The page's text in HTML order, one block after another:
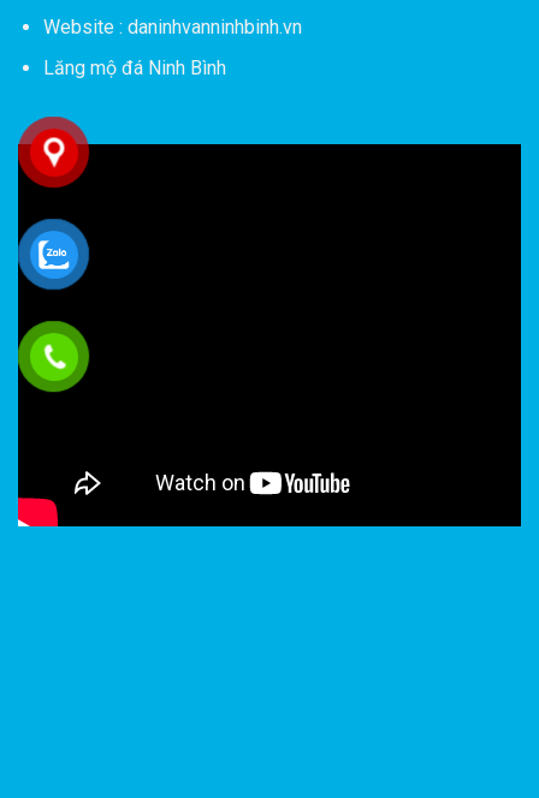
Website : daninhvanninhbinh.vn
Lăng mộ đá Ninh Bình